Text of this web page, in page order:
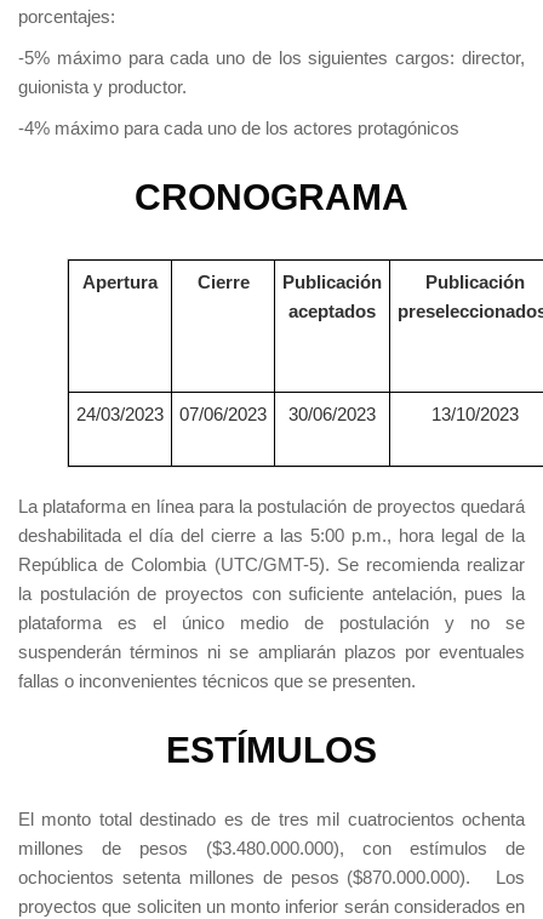
porcentajes:
-5% máximo para cada uno de los siguientes cargos: director,
guionista y productor.
-4% máximo para cada uno de los actores protagónicos
CRONOGRAMA
Apertura Cierre
Publicación
aceptados
Publicación
24/03/2023 07/06/2023 30/06/2023 13/10/2023
La plataforma en línea para la postulación de proyectos quedará
deshabilitada el día del cierre a las 5:00 p.m., hora legal de la
República de Colombia (UTC/GMT-5). Se recomienda realizar
la postulación de proyectos con suficiente antelación, pues la
plataforma es el único medio de postulación y no se
suspenderán términos ni se ampliarán plazos por eventuales
fallas o inconvenientes técnicos que se presenten.
ESTÍMULOS
El monto total destinado es de tres mil cuatrocientos ochenta
millones de pesos ($3.480.000.000), con estímulos de
ochocientos setenta millones de pesos ($870.000.000). Los
proyectos que soliciten un monto inferior serán considerados en